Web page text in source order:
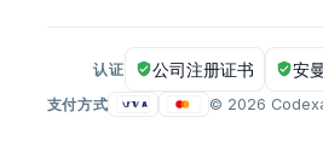
认证 公司注册证书 安
支付方式 © 2026